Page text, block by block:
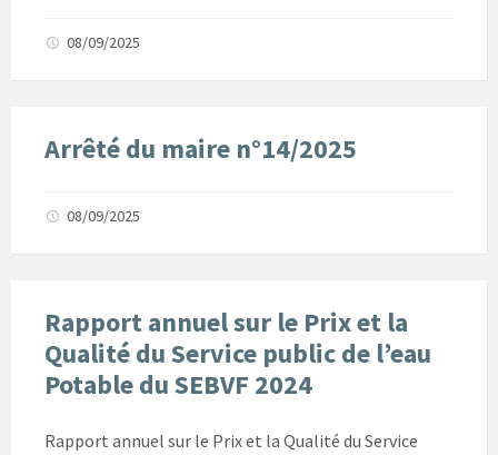
08/09/2025
Arrêté du maire n°14/2025
08/09/2025
Rapport annuel sur le Prix et la
Qualité du Service public de l’eau
Potable du SEBVF 2024
Rapport annuel sur le Prix et la Qualité du Service